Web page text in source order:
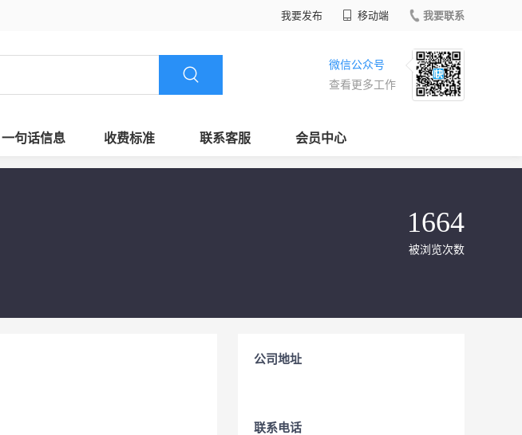
我要发布 移动端 我要联系
微信公众号
查看更多工作
一句话信息 收费标准 联系客服 会员中心
1664
被浏览次数
公司地址
联系电话